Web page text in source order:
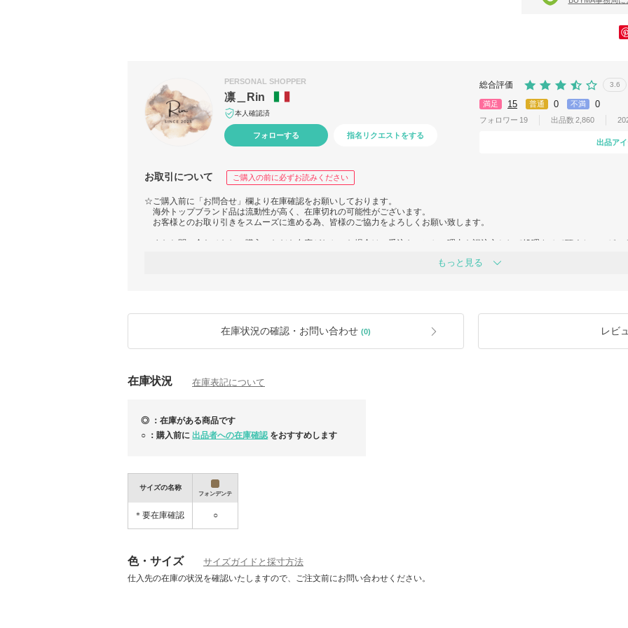
PERSONAL SHOPPER
凛＿Rin
本人確認済
フォローする 指名リクエストをする
総合評価 3.6
満足 15 普通 0 不満 0
フォロワー 19 出品数 2,860
出品ア
お取引について ご購入の前に必ずお読みください
☆ご購入前に「お問合せ」欄より在庫確認をお願いしております。
海外トップブランド品は流動性が高く、在庫切れの可能性がございます。
お客様とのお取り引きをスムーズに進める為、皆様のご協力をよろしくお願い致します。
またお問い合わせなしご購入いただき在庫がなかった場合は、受注キャンセル理由を誤注文として処理させて頂くケースがご
※日本の税関で関税が課せられた場合はご購入者様のご負担となります。
詳しくはBUYMAの「関税の支払いについて知りたい」をご参照くださいませ。
https://qa.buyma.com/buy/pay/3104.html
ARMANI / ARCHIVIO 第2章 ミラノにてスタート
もっと見る
在庫状況の確認・お問い合わせ (0) レビ
在庫状況 在庫表記について
◎ ：在庫がある商品です
○ ：購入前に 出品者への在庫確認 をおすすめします
サイズの名称
フォンデンテ
＊要在庫確認 ○
色・サイズ サイズガイドと採寸方法
仕入先の在庫の状況を確認いたしますので、ご注文前にお問い合わせください。